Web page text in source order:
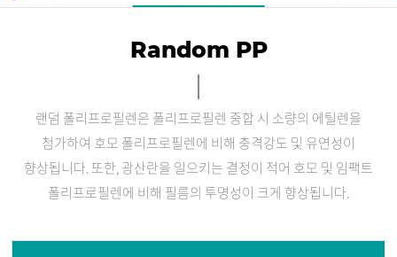
Random PP
랜덤 폴리프로필렌은 폴리프로필렌 중합 시 소량의 에틸렌을
첨가하여 호모 폴리프로필렌에 비해 충격강도 및 유연성이
향상됩니다. 또한, 광산란을 일으키는 결정이 적어 호모 및 임팩트
폴리프로필렌에 비해 필름의 투명성이 크게 향상됩니다.